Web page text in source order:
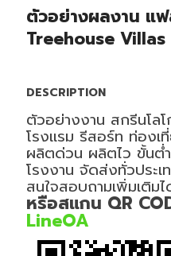
ตัวอย่างผลงาน แ
Treehouse Villas
DESCRIPTION
ตัวอย่างงาน สกรีนโล
โรงแรม รีสอร์ท ท่องเ
ผลิตด่วน ผลิตไว ขั้นต่
โรงงาน จัดส่งทั่วประเ
สนใจสอบถามเพิ่มเติม
หรือสแกน QR
LineOA